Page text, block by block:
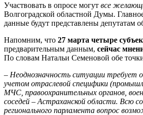
Участвовать в опросе могут все
Волгоградской областной Думы.
данные будут представлены депутатам
Напомним, что 27 марта четыре
предварительным данным, сейчас
По словам Натальи Семеновой обе
– Неоднозначность ситуации требует
учетом отраслевой специфики
МЧС, правоохранительных органов,
соседей – Астраханской области. Всю
регионального парламента вопрос